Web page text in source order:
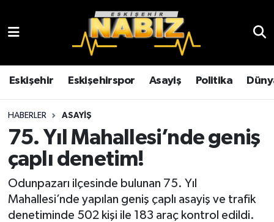
Eskişehir Eskişehirspor Asayiş Politika
HABERLER ASAYIŞ
75. Yıl Mahallesi’nde geniş
çaplı denetim!
Odunpazarı ilçesinde bulunan 75. Yıl
Mahallesi’nde yapılan geniş çaplı asayiş ve trafik
denetiminde 502 kişi ile 183 araç kontrol edildi.
Çevre
Eğitim
Ekonomi
Eskişehir
Eskişehir Hava Durumu
Eskişehir Trafik Yoğunluk Haritası
TFF 3.Lig 4.Grup Puan Durumu ve Fikstür
Tüm Manşetler
Son Dakika Haberleri
Haber Arşivi